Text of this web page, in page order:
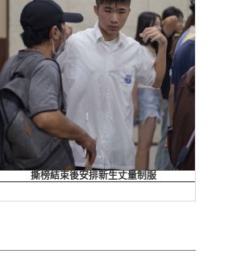
撕榜結束後安排新生丈量制服